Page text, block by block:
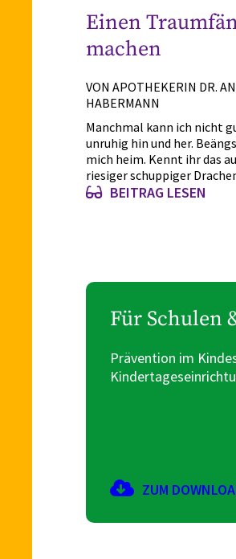
Einen
machen
VON APOTHEKERIN DR.
HABERMANN
Manchmal kann ich nicht
unruhig hin und her.
mich heim. Kennt ihr das
riesiger schuppiger
BEITRAG LESEN
Für Schulen
Prävention im
ZUM